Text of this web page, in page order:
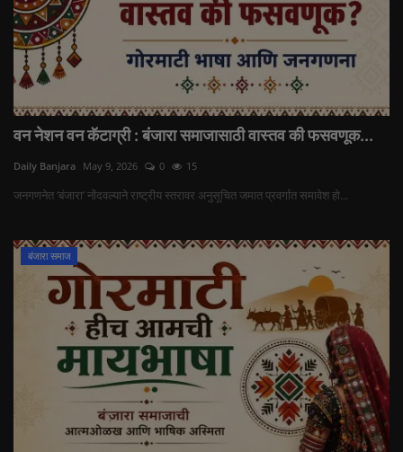
वन नेशन वन कॅटाग्री : बंजारा समाजासाठी वास्तव की फसवणूक...
Daily Banjara May 9, 2026 0 15
जनगणनेत ‘बंजारा’ नोंदवल्याने राष्ट्रीय स्तरावर अनुसूचित जमात प्रवर्गात समावेश हो...
बंजारा समाज